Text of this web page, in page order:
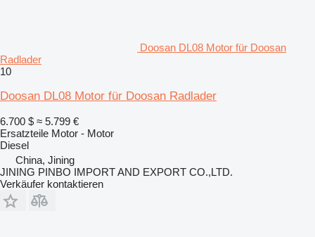
Doosan DL08 Motor für Doosan
Radlader
10
Doosan DL08 Motor für Doosan Radlader
6.700 $ ≈ 5.799 €
Ersatzteile Motor - Motor
Diesel
China, Jining
JINING PINBO IMPORT AND EXPORT CO.,LTD.
Verkäufer kontaktieren